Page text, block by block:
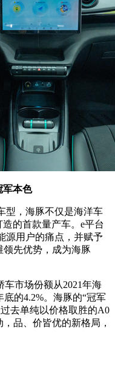
军本色
型，海豚不仅是海洋车
的首款量产车。e平台
源用户的痛点，并赋予
领先优势，成为海豚
车市场份额从2021年海
底的4.2%。海豚的“冠军
去单纯以价格取胜的A0
品、价皆优的新格局，